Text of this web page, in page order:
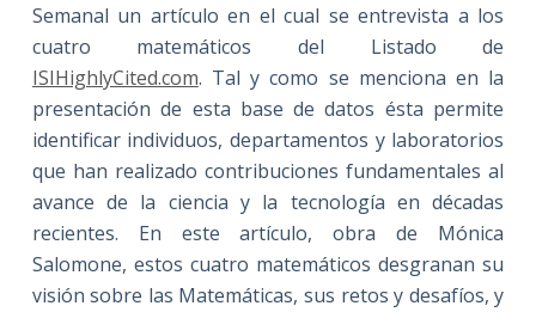
oSemanal un artículo en el cual se entrevista a los
cuatro matemáticos del Listado de
ISIHighlyCited.com. Tal y como se menciona en la
presentación de esta base de datos ésta permite
identificar individuos, departamentos y laboratorios
que han realizado contribuciones fundamentales al
avance de la ciencia y la tecnología en décadas
recientes. En este artículo, obra de Mónica
Salomone, estos cuatro matemáticos desgranan su
visión sobre las Matemáticas, sus retos y desafíos, y